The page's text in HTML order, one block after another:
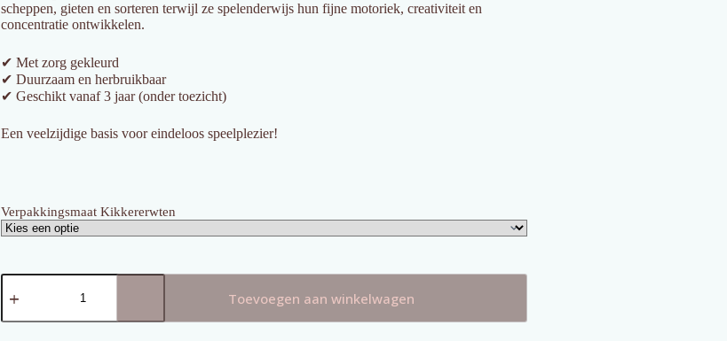
scheppen, gieten en sorteren terwijl ze spelenderwijs hun fijne motoriek, creativiteit en
concentratie ontwikkelen.
✔ Met zorg gekleurd
✔ Duurzaam en herbruikbaar
✔ Geschikt vanaf 3 jaar (onder toezicht)
Een veelzijdige basis voor eindeloos speelplezier!
Verpakkingsmaat Kikkererwten
Kikkererwten
Groen
Toevoegen aan winkelwagen